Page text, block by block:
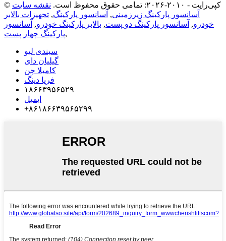
© کپی‌رایت - ۲۰۱۰-۲۰۲۶: تمامی حقوق محفوظ است.
نقشه سایت
آسانسور پارکینگ زیرزمینی, آسانسور پارکینگ, تجهیزات بالابر
خودرو, آسانسور پارکینگ دو پست, بالابر پارکینگ خودرو, آسانسور
پارکینگ چهار پست,
سیندی لیو
گیلیان دای
کامیلا چن
فریا دینگ
۱۸۶۶۳۹۵۶۵۲۹
ایمیل
‎+۸۶۱۸۶۶۳۹۵۶۵۲۹۹‎